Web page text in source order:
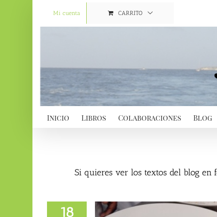
Mi cuenta CARRITO
Inicio Libros Colaboraciones Blog
Si quieres ver los textos del blog en
18